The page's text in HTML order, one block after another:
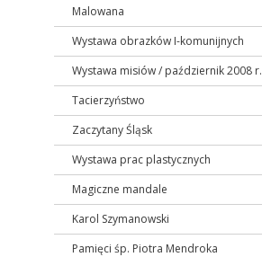
Malowana
Wystawa obrazków I-komunijnych
Wystawa misiów / październik 2008 r.
Tacierzyństwo
Zaczytany Śląsk
Wystawa prac plastycznych
Magiczne mandale
Karol Szymanowski
Pamięci śp. Piotra Mendroka